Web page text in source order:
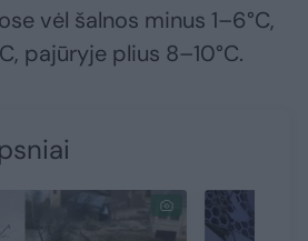
vėl šalnos minus 1–6°C,
pajūryje plius 8–10°C.